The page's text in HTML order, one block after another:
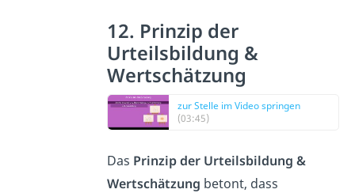
12. Prinzip der
Urteilsbildung &
Wertschätzung
zur Stelle im Video springen
(03:45)
Das Prinzip der Urteilsbildung &
Wertschätzung betont, dass